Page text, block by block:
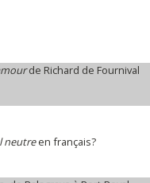
de Richard de Fournival
neutreen français?